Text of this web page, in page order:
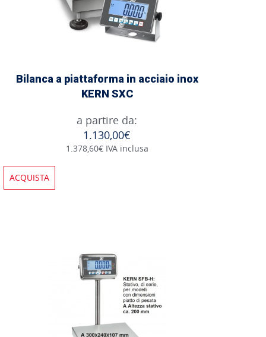
Bilanca a piattaforma in acciaio inox
KERN SXC
a partire da:
1.130,00€
1.378,60€ IVA inclusa
ACQUISTA